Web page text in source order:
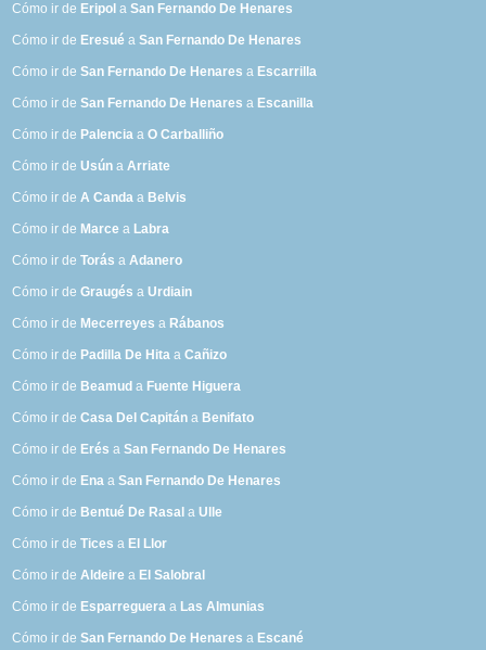
Cómo ir de Eripol aSan Fernando De Henares
Cómo ir de Eresué aSan Fernando De Henares
Cómo ir deSan Fernando De Henares a Escarrilla
Cómo ir deSan Fernando De Henares a Escanilla
Cómo ir de Palencia aO Carballiño
Cómo ir deUsún aArriate
Cómo ir deA Canda a Belvis
Cómo ir de Marce a Labra
Cómo ir deTorás aAdanero
Cómo ir deGraugés aUrdiain
Cómo ir de Mecerreyes a Rábanos
Cómo ir de Padilla De Hita aCañizo
Cómo ir de Beamud a Fuente Higuera
Cómo ir deCasa Del Capitán a Benifato
Cómo ir de Erés aSan Fernando De Henares
Cómo ir de Ena aSan Fernando De Henares
Cómo ir de Bentué De Rasal aUlle
Cómo ir deTices a El Llor
Cómo ir deAldeire a El Salobral
Cómo ir de Esparreguera a Las Almunias
Cómo ir deSan Fernando De Henares a Escané